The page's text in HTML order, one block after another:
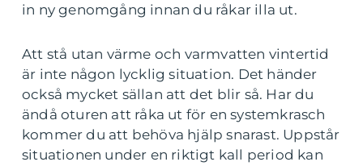
in ny genomgång innan du råkar illa ut.
Att stå utan värme och varmvatten vintertid
är inte någon lycklig situation. Det händer
också mycket sällan att det blir så. Har du
ändå oturen att råka ut för en systemkrasch
kommer du att behöva hjälp snarast. Uppstår
situationen under en riktigt kall period kan